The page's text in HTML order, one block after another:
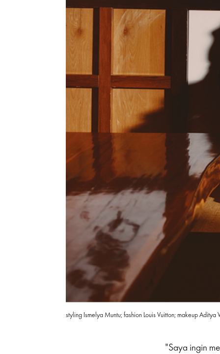
styling Ismelya Muntu; fashion Louis Vuitton; makeup
"Saya ingin